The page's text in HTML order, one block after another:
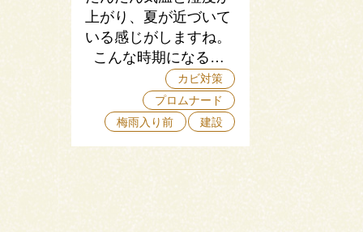
上がり、夏が近づいて
いる感じがしますね。
こんな時期になる…
カビ対策
プロムナード
梅雨入り前
建設